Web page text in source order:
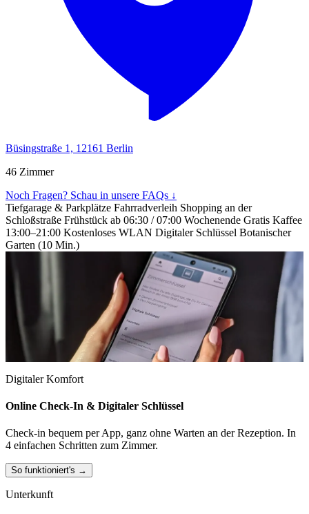
Büsingstraße 1, 12161 Berlin
46 Zimmer
Noch Fragen? Schau in unsere FAQs ↓
Tiefgarage & Parkplätze Fahrradverleih Shopping an der
Schloßstraße Frühstück ab 06:30 / 07:00 Wochenende Gratis Kaffee
13:00–21:00 Kostenloses WLAN Digitaler Schlüssel Botanischer
Garten (10 Min.)
Digitaler Komfort
Online Check-In & Digitaler Schlüssel
Check-in bequem per App, ganz ohne Warten an der Rezeption. In
4 einfachen Schritten zum Zimmer.
So funktioniert's →
Unterkunft